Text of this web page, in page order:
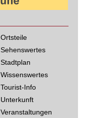
Ortsteile
Sehenswertes
Stadtplan
Wissenswertes
Tourist-Info
Unterkunft
Veranstaltungen